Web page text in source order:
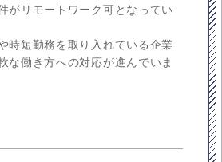
がリモートワーク可となってい
時短勤務を取り入れている企業
な働き方への対応が進んでいま